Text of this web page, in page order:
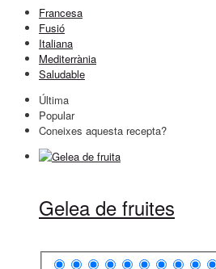
Francesa
Fusió
Italiana
Mediterrània
Saludable
Última
Popular
Coneixes aquesta recepta?
Gelea de fruites